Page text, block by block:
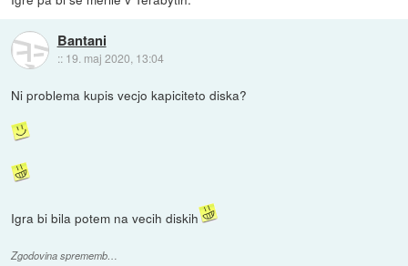
Bantani
:: 19. maj 2020, 13:04
Ni problema kupis vecjo kapiciteto diska?
Igra bi bila potem na vecih diskih
Zgodovina sprememb…